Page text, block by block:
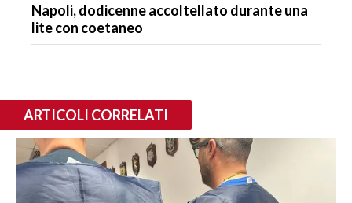
Napoli, dodicenne accoltellato durante una
lite con coetaneo
ARTICOLI CORRELATI